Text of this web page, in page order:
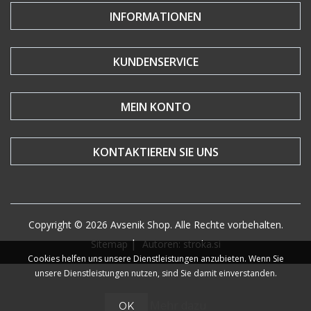
INFORMATIONEN
KUNDENSERVICE
MEIN KONTO
KONTAKTIEREN SIE UNS
Copyright © 2026 Avsenik Shop. Alle Rechte vorbehalten.
Sitemap | Autoren: stroka.si
Cookies helfen uns unsere Dienstleistungen anzubieten. Wenn Sie
unsere Dienstleistungen nutzen, sind Sie damit einverstanden.
OK